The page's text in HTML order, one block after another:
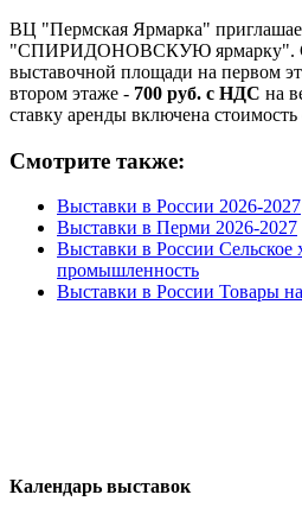
ВЦ "Пермская Ярмарка"
"СПИРИДОНОВСКУЮ ярмарку".
выставочной площади на первом
втором этаже - 700 руб. с НДС на
ставку аренды включена стоимость
Смотрите также:
Выставки в России 2026-2027
Выставки в Перми 2026-2027
Выставки в России Сельское
промышленность
Выставки в России Товары
Календарь выставок